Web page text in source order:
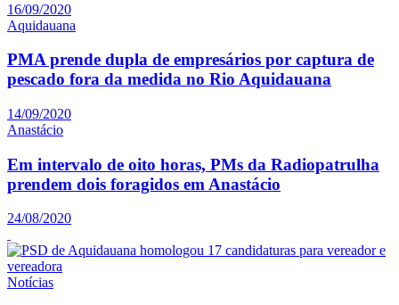
16/09/2020
Aquidauana
PMA prende dupla de empresários por captura de
pescado fora da medida no Rio Aquidauana
14/09/2020
Anastácio
Em intervalo de oito horas, PMs da Radiopatrulha
prendem dois foragidos em Anastácio
24/08/2020
Notícias